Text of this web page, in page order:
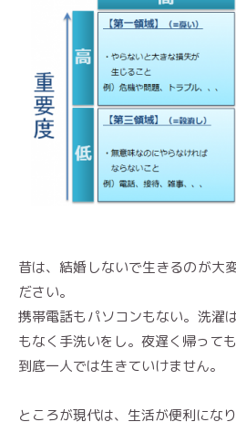
昔は、結婚しないで生きるのが大
ださい。
携帯電話もパソコンもない。洗濯
もなく手洗いをし。夜遅く帰って
到底一人では生きていけません。
ところが現代は、生活が便利になり